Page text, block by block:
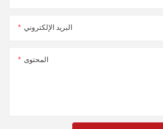
البريد الإلكتروني
المحتوى